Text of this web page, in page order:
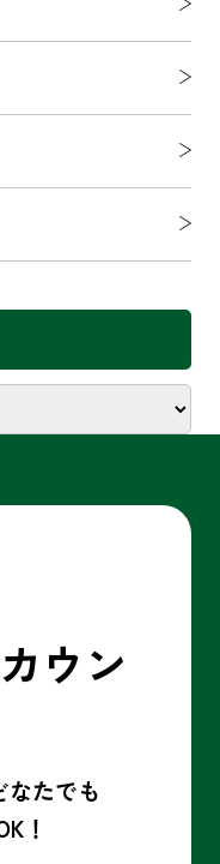
ウン
なたでも
！